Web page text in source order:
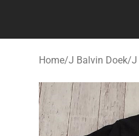
Home/J Balvin Doek/J